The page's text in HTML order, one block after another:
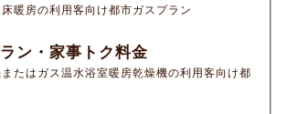
暖房の利用客向け都市ガスプラン
ン・家事トク料金
たはガス温水浴室暖房乾燥機の利用客向け都